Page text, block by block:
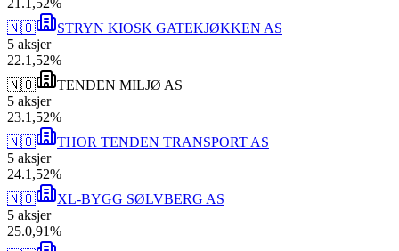
🇳🇴
STRYN KIOSK GATEKJØKKEN AS
5 aksjer
22.1,52%
🇳🇴
TENDEN MILJØ AS
5 aksjer
23.1,52%
🇳🇴
THOR TENDEN TRANSPORT AS
5 aksjer
24.1,52%
🇳🇴
XL-BYGG SØLVBERG AS
5 aksjer
25.0,91%